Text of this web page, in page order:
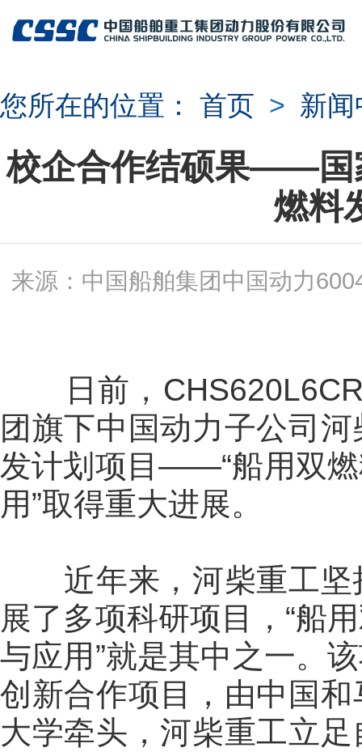
您所在的位置： 首页 > 新
校企合作结硕果——国
燃料
来源：中国船舶集团中国
日前，CHS620L6CR
团旗下中国动力子公司
发计划项目——“船用双燃
用”取得重大进展。
近年来，河柴重工坚
展了多项科研项目，“船
与应用”就是其中之一。
创新合作项目，由中国
大学牵头，河柴重工立